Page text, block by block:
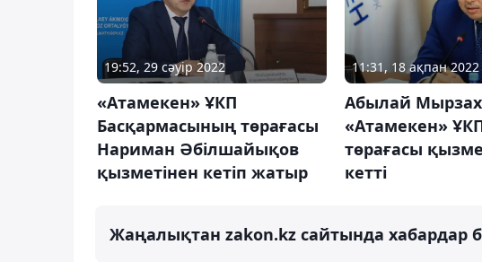
19:52, 29 сәуір 2022
«Атамекен» ҰКП
Басқармасының төрағасы
Нариман Әбілшайықов
қызметінен кетіп жатыр
11:31, 18 ақпан 2022
Абылай
«Атамекен»
төрағасы
кетті
Жаңалықтан zakon.kz сайтында хабардар